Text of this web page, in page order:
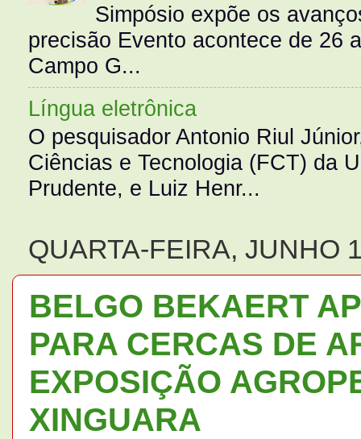
Simpósio expõe os
precisão Evento acontece de 26
Campo G...
Língua eletrônica
O pesquisador Antonio Riul
Ciências e Tecnologia (FCT) da
Prudente, e Luiz Henr...
QUARTA-FEIRA, JUNHO
BELGO BEKAERT
PARA CERCAS DE
EXPOSIÇÃO
XINGUARA